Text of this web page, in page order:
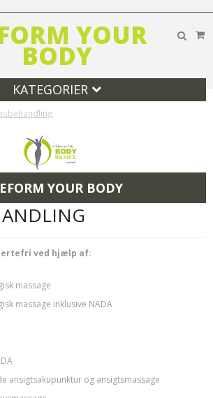
YOUR
BODY
KATEGORIER
YOUR BODY
ved hjælp af:
massage
massage inklusive NADA
ansigtsakupunktur og ansigtsmassage